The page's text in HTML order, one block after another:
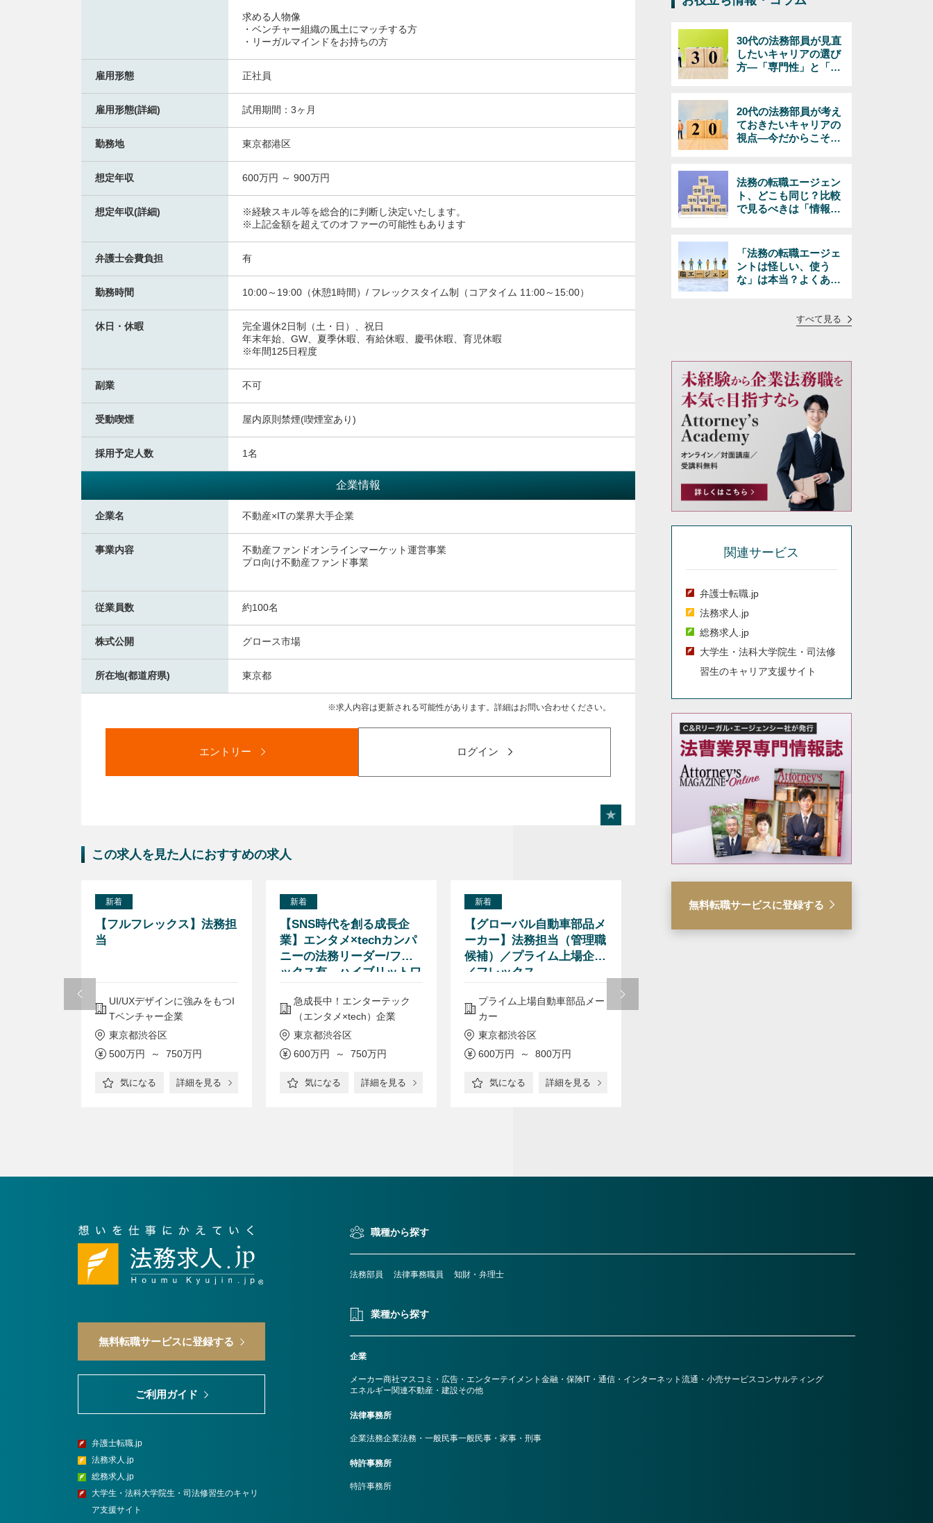
求める人物像
・ベンチャー組織の風土にマッチする方
・リーガルマインドをお持ちの方
雇用形態 正社員
雇用形態(詳細) 試用期間：3ヶ月
勤務地 東京都港区
想定年収 600万円 ～ 900万円
想定年収(詳細)
※経験スキル等を総合的に判断し決定いたします。
※上記金額を超えてのオファーの可能性もあります
弁護士会費負担 有
勤務時間 10:00～19:00（休憩1時間）/ フレックスタイム制（コアタイム 11:00～15:00）
休日・休暇
完全週休2日制（土・日）、祝日
年末年始、GW、夏季休暇、有給休暇、慶弔休暇、育児休暇
※年間125日程度
副業 不可
受動喫煙 屋内原則禁煙(喫煙室あり)
採用予定人数 1名
企業情報
企業名 不動産×ITの業界大手企業
事業内容
不動産ファンドオンラインマーケット運営事業
プロ向け不動産ファンド事業
従業員数 約100名
株式公開 グロース市場
所在地(都道府県) 東京都
求人内容は更新される可能性があります。詳細はお問い合わせください。
エントリー ログイン
この求人を見た人におすすめの求人
新着
【フルフレックス】法務担
当
UI/UXデザインに強みをもつI
Tベンチャー企業
東京都渋谷区
500万円 ～ 750万円
気になる 詳細を見る
新着
【SNS時代を創る成長企
業】エンタメ×techカンパ
ニーの法務リーダー/フレ
ックス有、ハイブリットワ
急成長中！エンターテック
（エンタメ×tech）企業
東京都渋谷区
600万円 ～ 750万円
気になる 詳細を見る
新着
【グローバル自動車部品メ
ーカー】法務担当（管理職
候補）／プライム上場企業
／フレックス
プライム上場自動車部品メー
カー
東京都渋谷区
600万円 ～ 800万円
気になる 詳細を見る
30代の法務部員が見直
したいキャリアの選び
方―「専門性」と「マ
20代の法務部員が考え
ておきたいキャリアの
視点―今だからこそで
法務の転職エージェン
ト、どこも同じ？比較
で見るべきは「情報の
「法務の転職エージェ
ントは怪しい、使う
な」は本当？よくある
すべて見る
関連サービス
弁護士転職.jp
法務求人.jp
総務求人.jp
大学生・法科大学院生・司法修
習生のキャリア支援サイト
無料転職サービスに登録する
無料転職サービスに登録する
ご利用ガイド
弁護士転職.jp
法務求人.jp
総務求人.jp
大学生・法科大学院生・司法修習生のキャリ
ア支援サイト
職種から探す
法務部員 法律事務職員 知財・弁理士
業種から探す
企業
メーカー商社マスコミ・広告・エンターテイメント 金融・保険 IT・通信・インターネット 流通・小売サービスコンサルティング
エネルギー関連不動産・建設その他
法律事務所
企業法務企業法務・一般民事一般民事・家事・刑事
特許事務所
特許事務所